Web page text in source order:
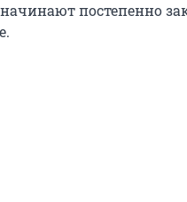
постепенно